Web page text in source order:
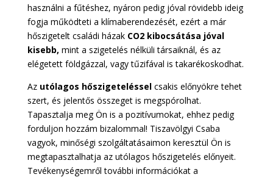
használni a fűtéshez, nyáron pedig jóval rövidebb ideig
fogja működteti a klímaberendezését, ezért a már
hőszigetelt családi házak CO2 kibocsátása jóval
kisebb, mint a szigetelés nélküli társaiknál, és az
elégetett földgázzal, vagy tűzifával is takarékoskodhat.
Az utólagos hőszigetelésselcsakis előnyökre tehet
szert, és jelentős összeget is megspórolhat.
Tapasztalja meg Ön is a pozitívumokat, ehhez pedig
forduljon hozzám bizalommal! Tiszavölgyi Csaba
vagyok, minőségi szolgáltatásaimon keresztül Ön is
megtapasztalhatja az utólagos hőszigetelés előnyeit.
Tevékenységemről további információkat a